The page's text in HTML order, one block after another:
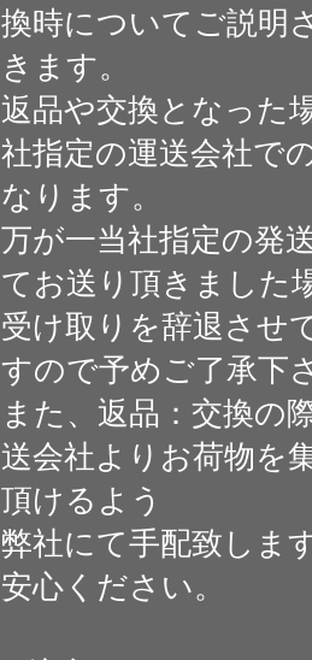
換時についてご説明
きます。
返品や交換となった
社指定の運送会社で
なります。
万が一当社指定の発
てお送り頂きました
受け取りを辞退させ
すので予めご了承下
また、返品：交換の
送会社よりお荷物を
頂けるよう
弊社にて手配致しま
安心ください。